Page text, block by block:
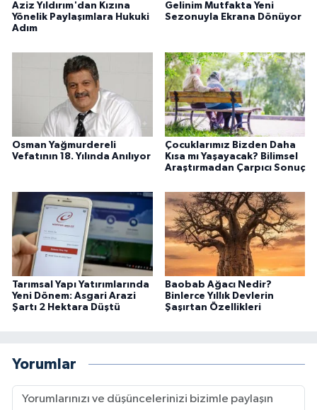
Aziz Yıldırım'dan Kızına
Yönelik Paylaşımlara Hukuki
Adım
Gelinim Mutfakta Yeni
Sezonuyla Ekrana Dönüyor
Osman Yağmurdereli
Vefatının 18. Yılında Anılıyor
Çocuklarımız Bizden Daha
Kısa mı Yaşayacak? Bilimsel
Araştırmadan Çarpıcı Sonuç
Tarımsal Yapı Yatırımlarında
Yeni Dönem: Asgari Arazi
Şartı 2 Hektara Düştü
Baobab Ağacı Nedir?
Binlerce Yıllık Devlerin
Şaşırtan Özellikleri
Yorumlar